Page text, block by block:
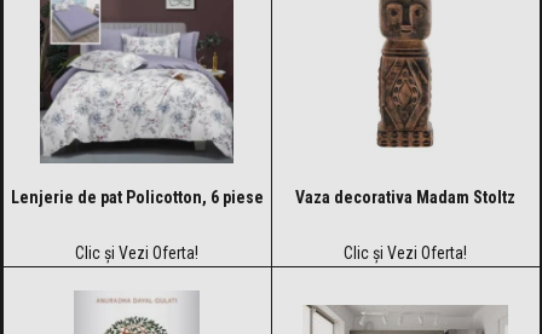
Lenjerie de pat Policotton, 6 piese
Clic și Vezi Oferta!
Vaza decorativa Madam Stoltz
Clic și Vezi Oferta!